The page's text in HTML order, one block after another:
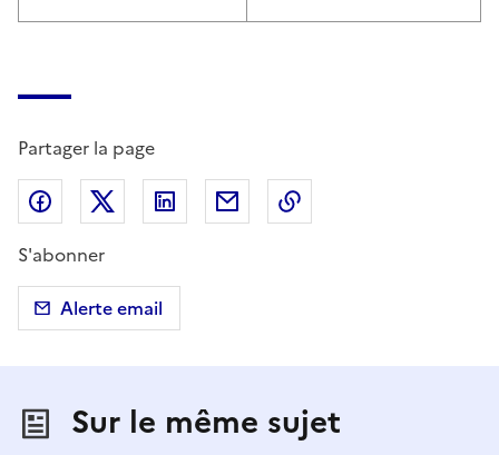
Partager la page
Partager sur Facebook
Partager sur X (anciennement Twitter)
Partager sur LinkedIn
Partager par email
S'abonner
Alerte email
Sur le même sujet